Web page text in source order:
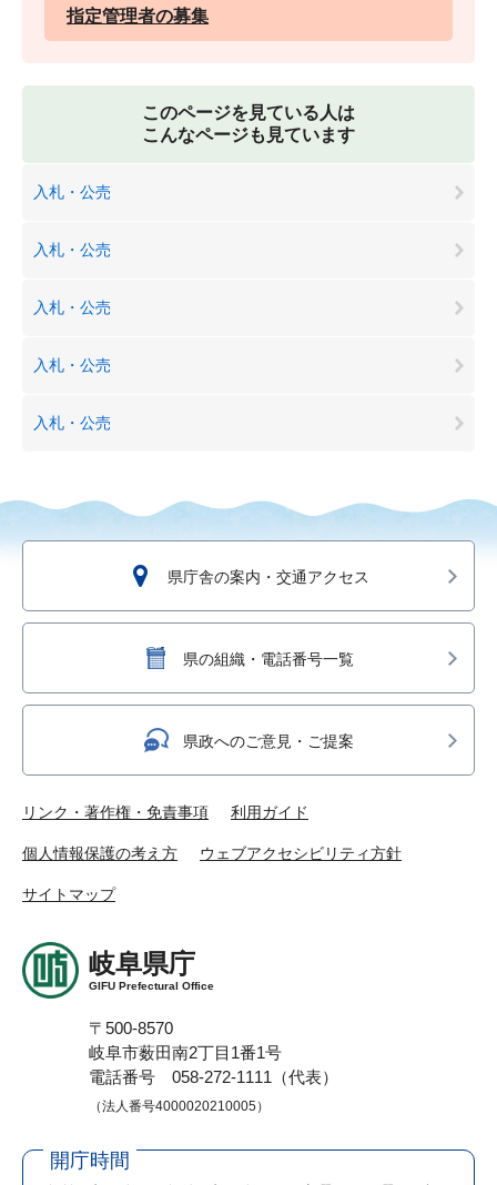
指定管理者の募集
このページを見ている人は
こんなページも見ています
入札・公売
入札・公売
入札・公売
入札・公売
入札・公売
県庁舎の案内・交通アクセス
県の組織・電話番号一覧
県政へのご意見・ご提案
リンク・著作権・免責事項 利用ガイド
個人情報保護の考え方 ウェブアクセシビリティ方針
サイトマップ
岐阜県庁
GIFU Prefectural Office
〒500-8570
岐阜市薮田南2丁目1番1号
電話番号 058-272-1111（代表）
（法人番号4000020210005）
開庁時間